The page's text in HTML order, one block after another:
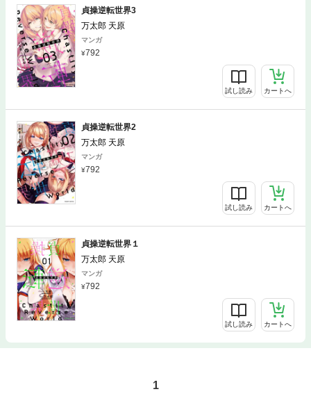
貞操逆転世界3
万太郎 天原
マンガ
792
試し読み カートへ
貞操逆転世界2
万太郎 天原
マンガ
792
試し読み カートへ
貞操逆転世界１
万太郎 天原
マンガ
792
試し読み カートへ
1